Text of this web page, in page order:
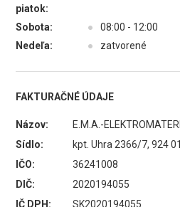
piatok:
Sobota: ●
08:00 - 12:00
Nedeľa:
● zatvorené
FAKTURAČNÉ ÚDAJE
Názov:
E.M.A.-
Sídlo:
kpt. Uhra 2366/7, 924
IČO:
36241008
DIČ:
2020194055
IČ DPH:
SK2020194055